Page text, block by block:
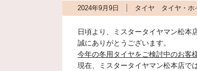
2024年9月9日 タイヤ タイヤ・ホ
日頃より、ミスタータイヤマン松本
誠にありがとうございます。
今年の冬用タイヤをご検討中のお客
現在、ミスタータイヤマン松本店では